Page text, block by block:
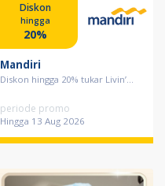
Diskon
hingga
20%
Mandiri
Diskon hingga 20% tukar Livin’...
periode promo
Hingga 13 Aug 2026